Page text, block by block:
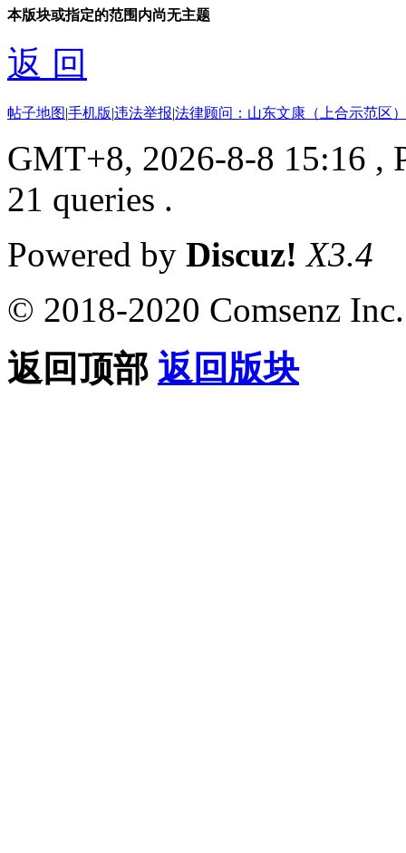
本版块或指定的范围内尚无主题
返 回
帖子地图|手机版|违法举报|法律顾问：山东文康（上合示范区
GMT+8, 2026-8-8 15:16 ,
21 queries .
Powered by Discuz! X3.4
© 2018-2020 Comsenz Inc.
返回顶部 返回版块